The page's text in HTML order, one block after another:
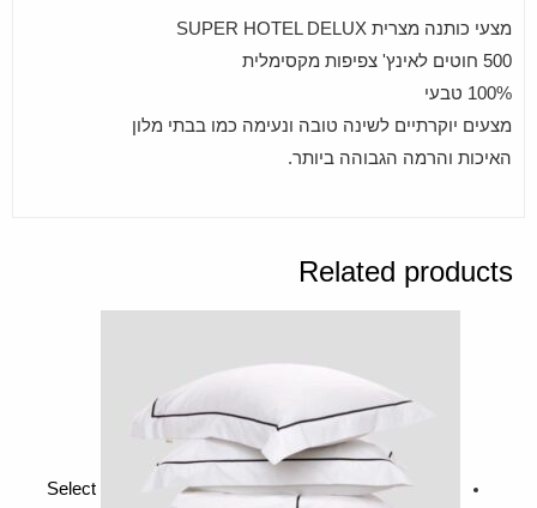
מצעי כותנה מצרית SUPER HOTEL DELUX
500 חוטים לאינץ' צפיפות מקסימלית
100% טבעי
מצעים יוקרתיים לשינה טובה ונעימה כמו בבתי מלון
האיכות והרמה הגבוהה ביותר.
Related products
Select